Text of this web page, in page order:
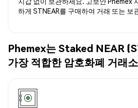
하게 STNEAR를 구매하여 거래 또는 보
Phemex는 Staked NEAR
가장 적합한 암호화폐 거래